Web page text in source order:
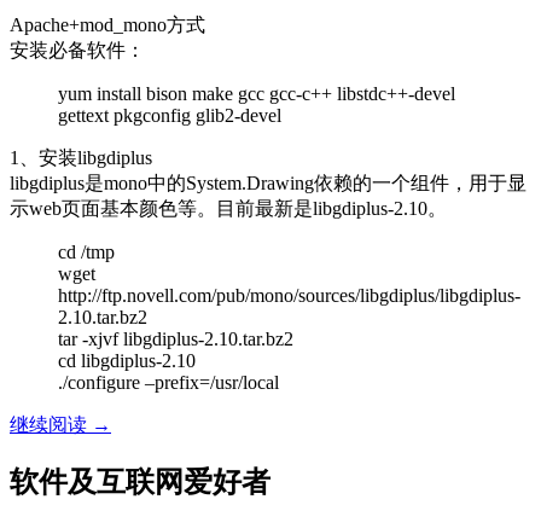
Apache+mod_mono方式
安装必备软件：
yum install bison make gcc gcc-c++ libstdc++-devel
gettext pkgconfig glib2-devel
1、安装libgdiplus
libgdiplus是mono中的System.Drawing依赖的一个组件，用于显
示web页面基本颜色等。目前最新是libgdiplus-2.10。
cd /tmp
wget
http://ftp.novell.com/pub/mono/sources/libgdiplus/libgdiplus-
2.10.tar.bz2
tar -xjvf libgdiplus-2.10.tar.bz2
cd libgdiplus-2.10
./configure –prefix=/usr/local
继续阅读CentOS
搭
建.NET
→
软件及互联网爱好者